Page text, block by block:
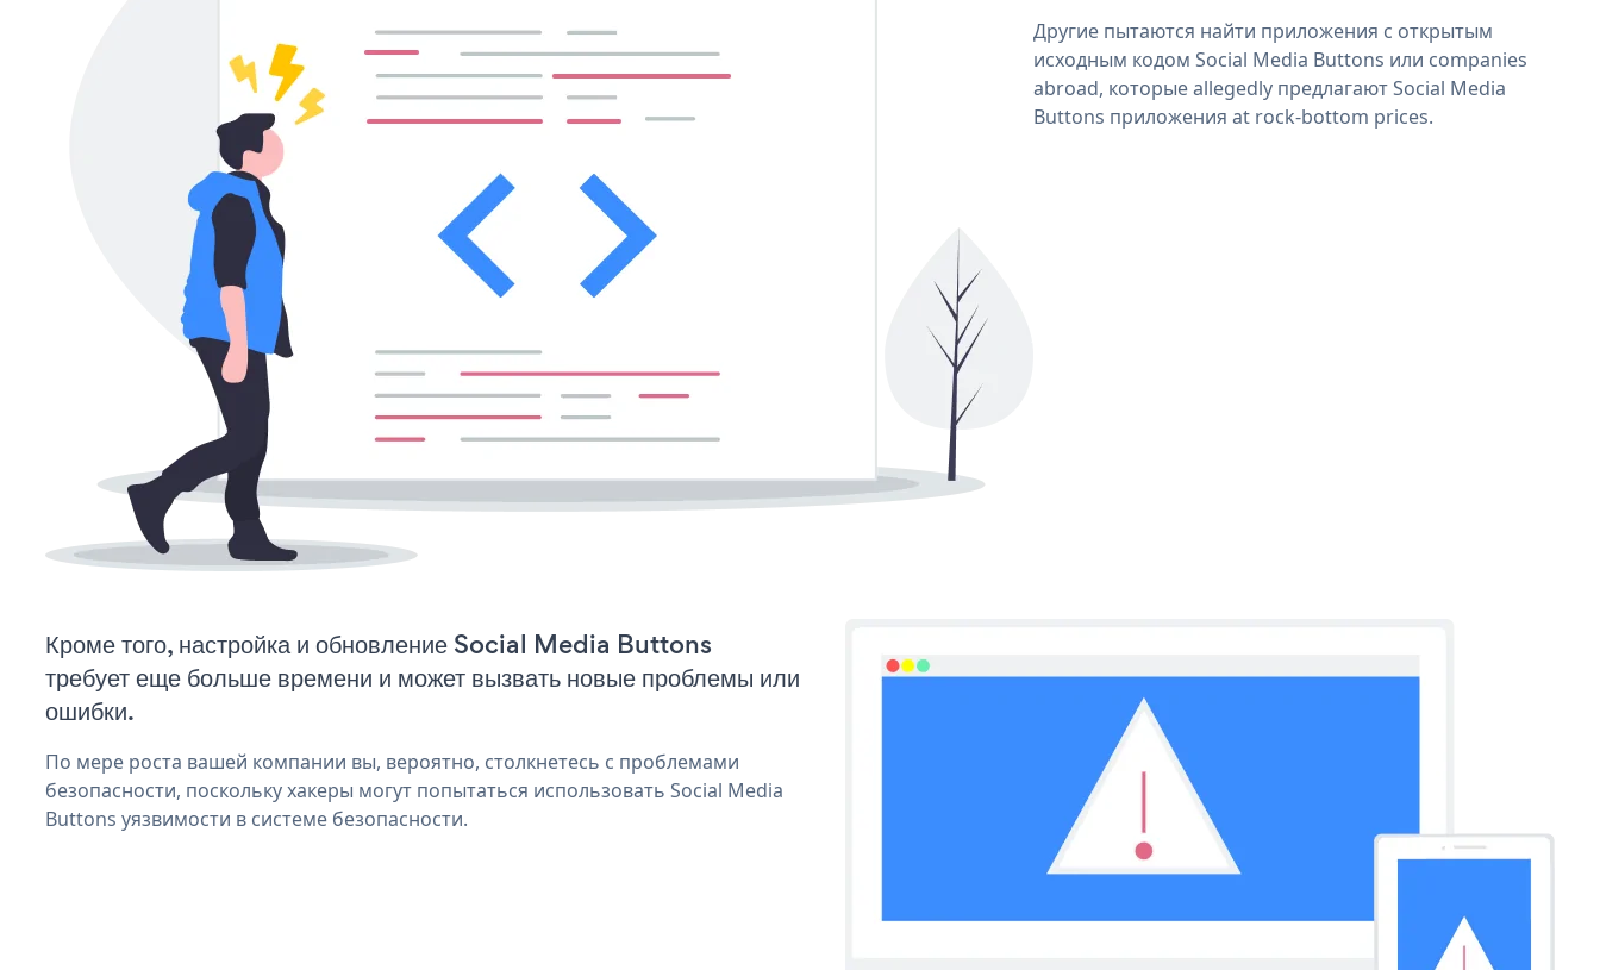
Другие пытаются найти приложения с открытым
исходным кодом Social Media Buttons или companies
abroad, которые allegedly предлагают Social Media
Buttons приложения at rock-bottom prices.
Кроме того, настройка и обновление Social Media Buttons
требует еще больше времени и может вызвать новые проблемы или
ошибки.
По мере роста вашей компании вы, вероятно, столкнетесь с проблемами
безопасности, поскольку хакеры могут попытаться использовать Social Media
Buttons уязвимости в системе безопасности.